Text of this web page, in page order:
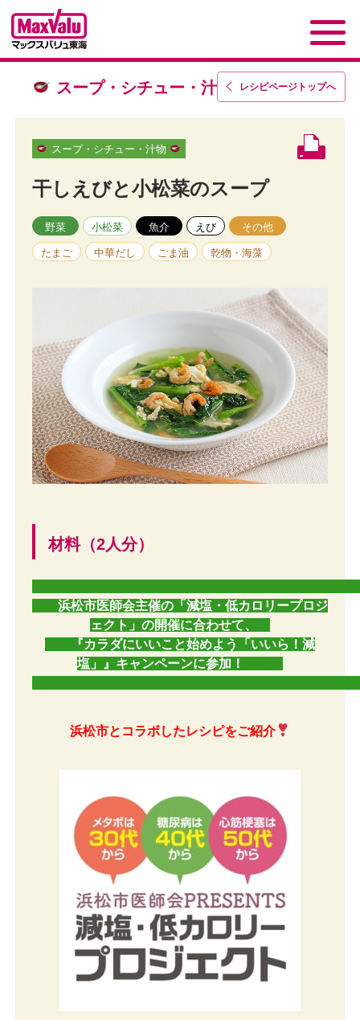
レシピページトップへ
スープ・シチュー・汁物
スープ・シチュー・汁物
干しえびと小松菜のスープ
野菜 小松菜 魚介 えび その他
たまご 中華だし ごま油 乾物・海藻
材料（2人分）
浜松市医師会主催の「減塩・低カロリープロジ
ェクト」の開催に合わせて、
『カラダにいいこと始めよう「いいら！減
塩」』キャンペーンに参加！
浜松市とコラボしたレシピをご紹介